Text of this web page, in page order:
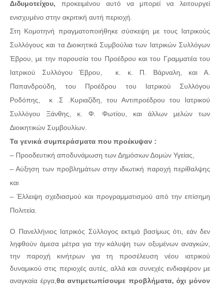
Διδυμοτείχου, προκειμένου αυτό να μπορεί να λειτουργεί
ενισχυμένο στην ακριτική αυτή περιοχή.
Στη Κομοτηνή πραγματοποιήθηκε σύσκεψη με τους Ιατρικούς
Συλλόγους και τα Διοικητικά Συμβούλια των Ιατρικών Συλλόγων
Έβρου, με την παρουσία του Προέδρου και του Γραμματέα του
Ιατρικού Συλλόγου Έβρου, κ. κ. Π. Βάρναλη, και Α.
Παπανδρούδη, του Προέδρου του Ιατρικού Συλλόγου
Ροδόπης, κ .Σ .Κυριαζίδη, του Αντιπροέδρου του Ιατρικού
Συλλόγου Ξάνθης, κ. Φ. Φωτίου, και άλλων μελών των
Διοικητικών Συμβουλίων.
Τα γενικά συμπεράσματα που προέκυψαν :
– Προοδευτική αποδυνάμωση των Δημόσιων Δομών Υγείας,
– Αύξηση των προβλημάτων στην ιδιωτική παροχή περίθαλψης
και
– Έλλειψη σχεδιασμού και προγραμματισμού από την επίσημη
Πολιτεία.
Ο Πανελλήνιος Ιατρικός Σύλλογος εκτιμά βασίμως ότι, εάν δεν
ληφθούν άμεσα μέτρα για την κάλυψη των οξυμένων αναγκών,
την παροχή κινήτρων για τη προσέλευση νέου ιατρικού
δυναμικού στις περιοχές αυτές, αλλά και συνεχές ενδιαφέρον με
αναγκαία έργα,θα αντιμετωπίσουμε προβλήματα, όχι μόνον